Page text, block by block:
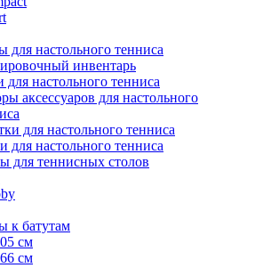
для настольного тенниса
инвентарь
настольного тенниса
аксессуаров для настольного
для настольного тенниса
для настольного тенниса
для теннисных столов
к батутам
см
см